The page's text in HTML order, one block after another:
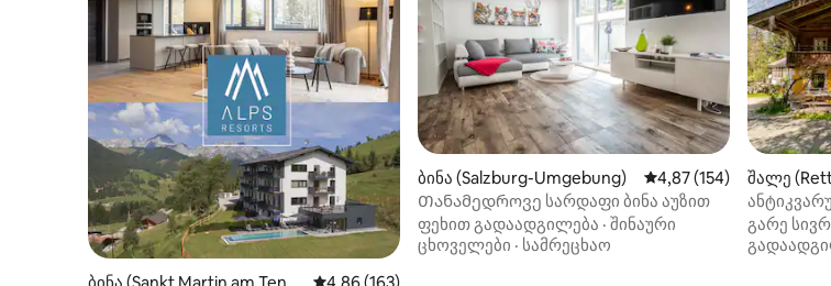
ბინა (Salzburg-Umgebung) საშუალო შეფასებაა
4,87 (154)
Თანამედროვე სარდაფი ბინა აუზით
ფეხით გადაადგილება · შინაური
ცხოველები · სამრეცხაო
შალე
Walchsee
გარე